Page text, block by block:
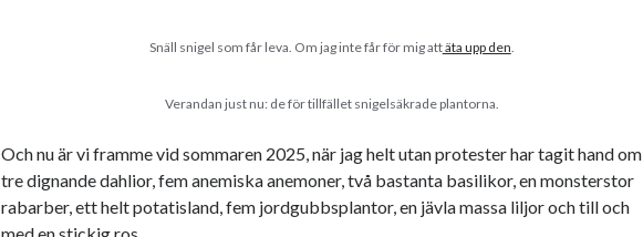
Snäll snigel som får leva. Om jag inte får för mig attäta upp den.
Verandan just nu: de för tillfället snigelsäkrade plantorna.
Och nu är vi framme vid sommaren 2025, när jag helt utan protester har tagit hand om
tre dignande dahlior, fem anemiska anemoner, två bastanta basilikor, en monsterstor
rabarber, ett helt potatisland, fem jordgubbsplantor, en jävla massa liljor och till och